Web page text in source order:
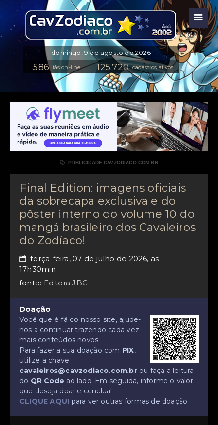
☰
fãs on-line cadastros ativos
 PUBLICIDADE CAVZODIACO.COM.BR
Final Edition: imagens oficiais
da sobrecapa exclusiva e do
pôster interno do volume 10 do
mangá brasileiro dos Cavaleiros
do Zodíaco!
📅 terça-feira, 07 de julho de 2026, as
17h30min
fonte: Editora JBC
Doação
Você que é fã do nosso site, ajude-
nos a continuar trazendo cada vez
mais conteúdos novos.
Para fazer a sua doação com PIX,
utilize a chave
cavaleiros@cavzodiaco.com.brou faça a leitura
do QR Code ao lado. Em seguida, informe o valor
que deseja doar e conclua!
CLIQUE AQUI para ver outras formas de doação.